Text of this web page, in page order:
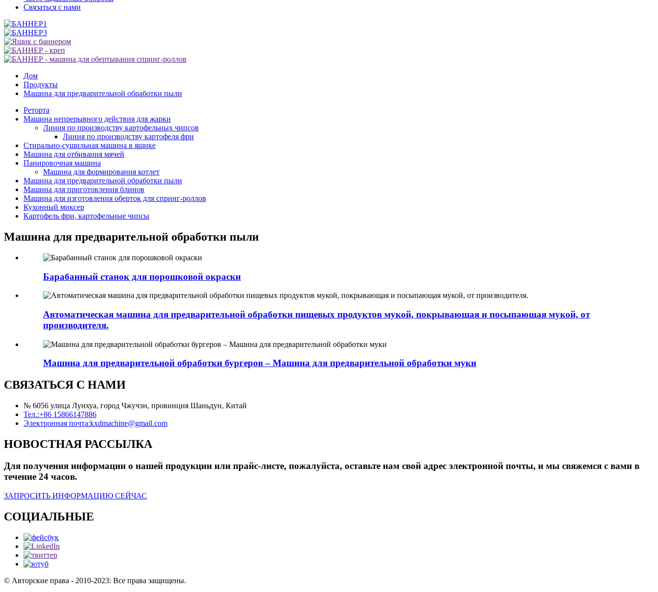
Связаться с нами
Дом
Продукты
Машина для предварительной обработки пыли
Реторта
Машина непрерывного действия для жарки
Линия по производству картофельных чипсов
Линия по производству картофеля фри
Стирально-сушильная машина в ящике
Машина для отбивания мячей
Панировочная машина
Машина для формирования котлет
Машина для предварительной обработки пыли
Машина для приготовления блинов
Машина для изготовления оберток для спринг-роллов
Кухонный миксер
Картофель фри, картофельные чипсы
Машина для предварительной обработки пыли
Барабанный станок для порошковой окраски
Автоматическая машина для предварительной обработки пищевых продуктов мукой, покрывающая и посыпающая мукой, от
производителя.
Машина для предварительной обработки бургеров – Машина для предварительной обработки муки
СВЯЗАТЬСЯ С НАМИ
№ 6056 улица Лунхуа, город Чжучэн, провинция Шаньдун, Китай
Тел.:+86 15866147886
Электронная почта:kxdmachine@gmail.com
НОВОСТНАЯ РАССЫЛКА
Для получения информации о нашей продукции или прайс-листе, пожалуйста, оставьте нам свой адрес электронной почты, и мы свяжемся с вами в
течение 24 часов.
ЗАПРОСИТЬ ИНФОРМАЦИЮ СЕЙЧАС
СОЦИАЛЬНЫЕ
© Авторские права - 2010-2023: Все права защищены.